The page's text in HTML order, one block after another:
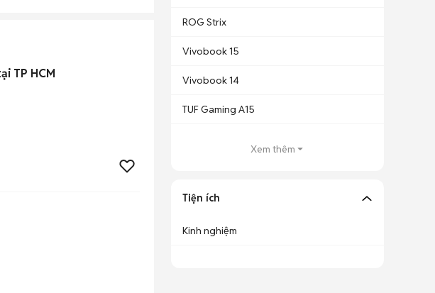
khách ở các quận tại TP HCM
ROG Strix
Vivobook 15
Vivobook 14
TUF Gaming A15
Xem thêm
Tiện ích
Kinh nghiệm